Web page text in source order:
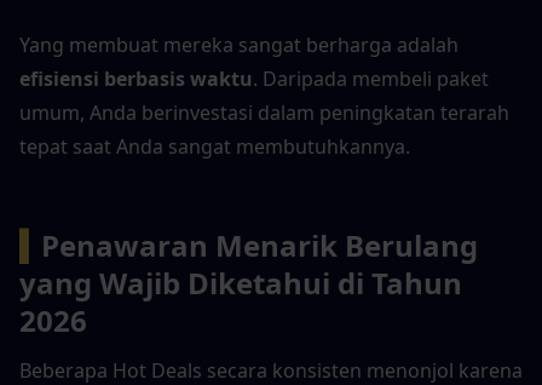
efisiensi berbasis waktu. Daripada membeli paket
umum, Anda berinvestasi dalam peningkatan terarah
tepat saat Anda sangat membutuhkannya.
Penawaran Menarik Berulang
yang Wajib Diketahui di Tahun
2026
Beberapa Hot Deals secara konsisten menonjol karena